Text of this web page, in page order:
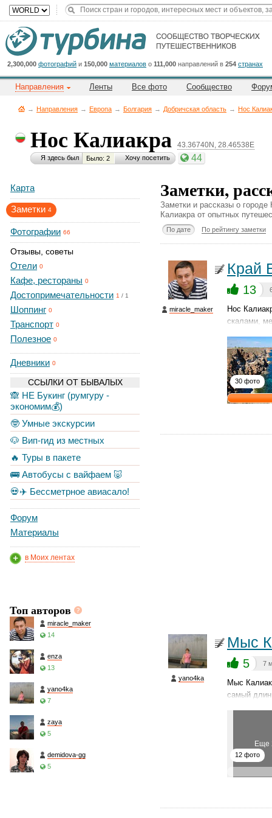
2,300,000 фотографий и 150,000 материалов о 111,000 направлений в 254 странах
Направления Ленты Все фото Сообщество
→ Направления → Европа → Болгария → Добричская область → Нос
Нос Калиакра 43.36740N, 28.46538E
Я здесь был Было: 2 Хочу посетить 44
Карта
Заметки 4
Фотографии 66
Отзывы, советы
Отели 0
Кафе, рестораны 0
Достопримечательности 1 / 1
Шоппинг 0
Транспорт 0
Полезное 0
Дневники 0
ССЫЛКИ ОТ БЫВАЛЫХ
🙈 НЕ Букинг (румгуру -
экономим💰)
🤓 Умные экскурсии
🐶 Вип-гид из местных
🔥 Туры в пакете
🚌 Автобусы с вайфаем 🐷
💀✈️ Бессметрное авиасало!
Форум
Материалы
в Моих лентах
Топ авторов
miracle_maker
14
enza
13
yano4ka
7
zaya
5
demidova-gg
5
Заметки,
Заметки и рассказы о
Калиакра от опытных
По дате По рейтингу заметки
miracle_maker
Край
13
Нос
скалами,
30 фото
yano4ka
Мыс
5 7
Мыс
самый
Еще
12 фото
Cейчас
на
сайте:
Title
Button